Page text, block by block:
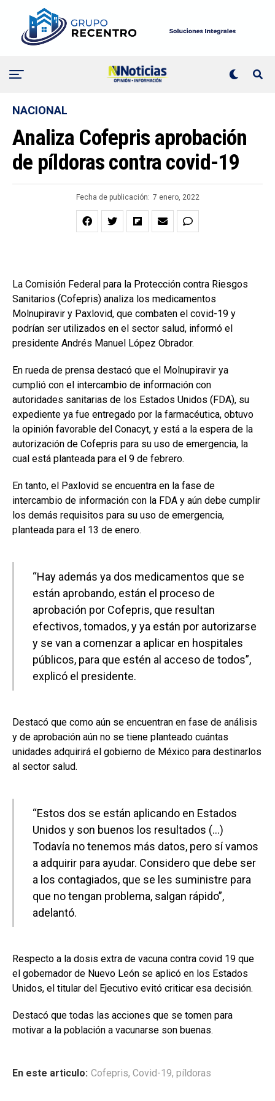
NACIONAL
Analiza Cofepris aprobación
de píldoras contra covid-19
Fecha de publicación: 7 enero, 2022
La Comisión Federal para la Protección contra Riesgos
Sanitarios (Cofepris) analiza los medicamentos
Molnupiravir y Paxlovid, que combaten el covid-19 y
podrían ser utilizados en el sector salud, informó el
presidente Andrés Manuel López Obrador.
En rueda de prensa destacó que el Molnupiravir ya
cumplió con el intercambio de información con
autoridades sanitarias de los Estados Unidos (FDA), su
expediente ya fue entregado por la farmacéutica, obtuvo
la opinión favorable del Conacyt, y está a la espera de la
autorización de Cofepris para su uso de emergencia, la
cual está planteada para el 9 de febrero.
En tanto, el Paxlovid se encuentra en la fase de
intercambio de información con la FDA y aún debe cumplir
los demás requisitos para su uso de emergencia,
planteada para el 13 de enero.
“Hay además ya dos medicamentos que se
están aprobando, están el proceso de
aprobación por Cofepris, que resultan
efectivos, tomados, y ya están por autorizarse
y se van a comenzar a aplicar en hospitales
públicos, para que estén al acceso de todos”,
explicó el presidente.
Destacó que como aún se encuentran en fase de análisis
y de aprobación aún no se tiene planteado cuántas
unidades adquirirá el gobierno de México para destinarlos
al sector salud.
“Estos dos se están aplicando en Estados
Unidos y son buenos los resultados (…)
Todavía no tenemos más datos, pero sí vamos
a adquirir para ayudar. Considero que debe ser
a los contagiados, que se les suministre para
que no tengan problema, salgan rápido”,
adelantó.
Respecto a la dosis extra de vacuna contra covid 19 que
el gobernador de Nuevo León se aplicó en los Estados
Unidos, el titular del Ejecutivo evitó criticar esa decisión.
Destacó que todas las acciones que se tomen para
motivar a la población a vacunarse son buenas.
En este articulo: Cofepris, Covid-19, píldoras